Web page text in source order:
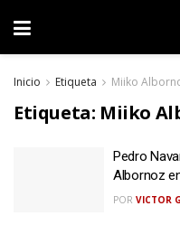
Inicio Etiqueta Miiko
Etiqueta: Miiko
Pedro
Albornoz
POR VICTOR